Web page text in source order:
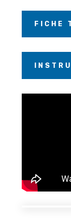
FICHE